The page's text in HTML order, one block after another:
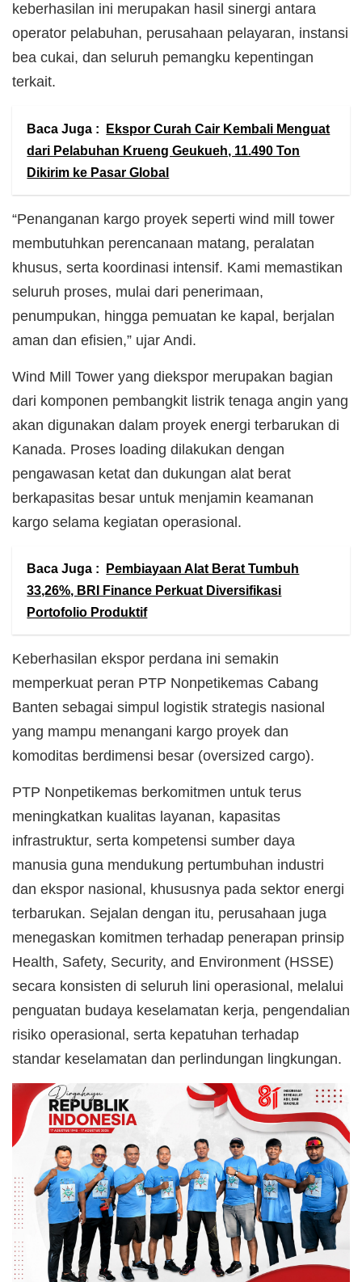
keberhasilan ini merupakan hasil sinergi antara
operator pelabuhan, perusahaan pelayaran, instansi
bea cukai, dan seluruh pemangku kepentingan
terkait.
Baca Juga :
Ekspor Curah Cair Kembali Menguat
dari Pelabuhan Krueng Geukueh, 11.490 Ton
Dikirim ke Pasar Global
“Penanganan kargo proyek seperti wind mill tower
membutuhkan perencanaan matang, peralatan
khusus, serta koordinasi intensif. Kami memastikan
seluruh proses, mulai dari penerimaan,
penumpukan, hingga pemuatan ke kapal, berjalan
aman dan efisien,” ujar Andi.
Wind Mill Tower yang diekspor merupakan bagian
dari komponen pembangkit listrik tenaga angin yang
akan digunakan dalam proyek energi terbarukan di
Kanada. Proses loading dilakukan dengan
pengawasan ketat dan dukungan alat berat
berkapasitas besar untuk menjamin keamanan
kargo selama kegiatan operasional.
Baca Juga :
Pembiayaan Alat Berat Tumbuh
33,26%, BRI Finance Perkuat Diversifikasi
Portofolio Produktif
Keberhasilan ekspor perdana ini semakin
memperkuat peran PTP Nonpetikemas Cabang
Banten sebagai simpul logistik strategis nasional
yang mampu menangani kargo proyek dan
komoditas berdimensi besar (oversized cargo).
PTP Nonpetikemas berkomitmen untuk terus
meningkatkan kualitas layanan, kapasitas
infrastruktur, serta kompetensi sumber daya
manusia guna mendukung pertumbuhan industri
dan ekspor nasional, khususnya pada sektor energi
terbarukan. Sejalan dengan itu, perusahaan juga
menegaskan komitmen terhadap penerapan prinsip
Health, Safety, Security, and Environment (HSSE)
secara konsisten di seluruh lini operasional, melalui
penguatan budaya keselamatan kerja, pengendalian
risiko operasional, serta kepatuhan terhadap
standar keselamatan dan perlindungan lingkungan.